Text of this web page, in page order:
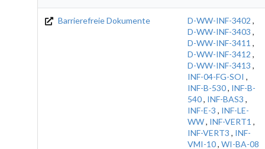
Barrierefreie Dokumente D-WW-INF-3402 ,
D-WW-INF-3403 ,
D-WW-INF-3411 ,
D-WW-INF-3412 ,
D-WW-INF-3413 ,
INF-04-FG-SOI ,
INF-B-530, INF-B-
540, INF-BAS3 ,
INF-E-3 , INF-LE-
WW, INF-VERT1 ,
INF-VERT3 , INF-
VMI-10, WI-BA-08